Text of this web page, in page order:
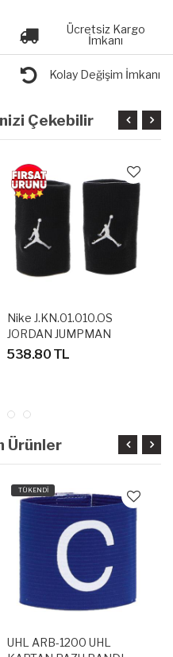
Ücretsiz Kargo
İmkanı
Kolay Değişim İmkanı
Çekebilir
Nike J.KN.01.010.OS
JORDAN JUMPMAN
WRISTBANDS HAVLU
538.80 TL
Ürünler
TÜKENDİ
UHL ARB-1200 UHL